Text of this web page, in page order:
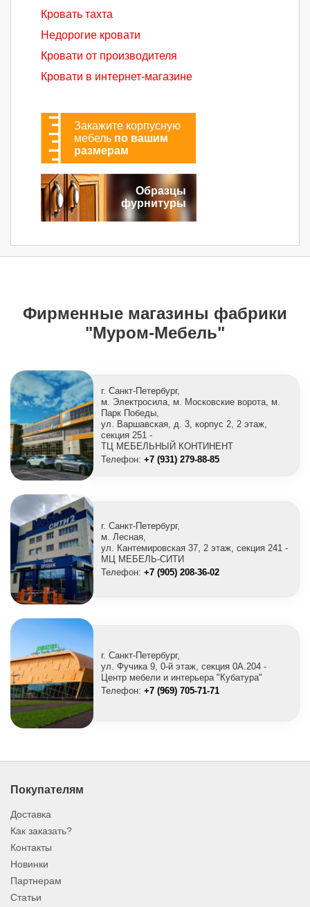
Кровать тахта
Недорогие кровати
Кровати от производителя
Кровати в интернет-магазине
Закажите корпусную
мебель по вашим
размерам
Образцы
фурнитуры
Фирменные магазины фабрики
"Муром-Мебель"
г. Санкт-Петербург,
м. Электросила, м. Московские ворота, м.
Парк Победы,
ул. Варшавская, д. 3, корпус 2, 2 этаж,
секция 251 -
ТЦ МЕБЕЛЬНЫЙ КОНТИНЕНТ
Телефон: +7 (931) 279-88-85
г. Санкт-Петербург,
м. Лесная,
ул. Кантемировская 37, 2 этаж, секция 241 -
МЦ МЕБЕЛЬ-СИТИ
Телефон: +7 (905) 208-36-02
г. Санкт-Петербург,
ул. Фучика 9, 0-й этаж, секция 0A.204 -
Центр мебели и интерьера "Кубатура"
Телефон: +7 (969) 705-71-71
Покупателям
Доставка
Как заказать?
Контакты
Новинки
Партнерам
Статьи